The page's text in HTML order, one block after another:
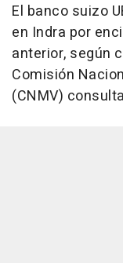
El banco suizo
en Indra por
anterior, según
Comisión
(CNMV)